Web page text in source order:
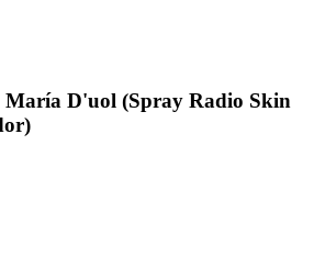
María D'uol (Spray Radio Skin